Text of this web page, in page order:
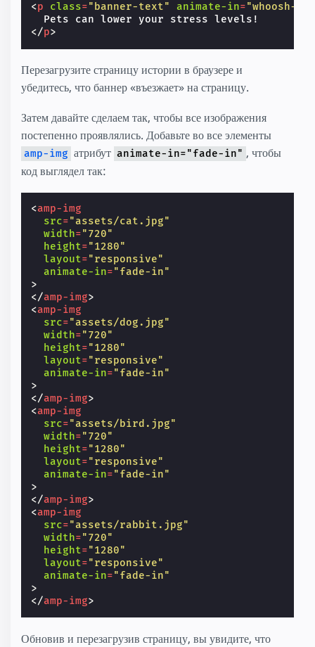
<p class="banner-text" animate-in="whoosh-
</p>
Перезагрузите страницу истории в браузере и
убедитесь, что баннер «въезжает» на страницу.
Затем давайте сделаем так, чтобы все изображения
постепенно проявлялись. Добавьте во все элементы
amp-img атрибут animate-in="fade-in" , чтобы
код выглядел так:
<amp-img
src="assets/cat.jpg"
width="720"
height="1280"
layout="responsive"
animate-in="fade-in"
>
</amp-img>
<amp-img
src="assets/dog.jpg"
width="720"
height="1280"
layout="responsive"
animate-in="fade-in"
>
</amp-img>
<amp-img
src="assets/bird.jpg"
width="720"
height="1280"
layout="responsive"
animate-in="fade-in"
>
</amp-img>
<amp-img
src="assets/rabbit.jpg"
width="720"
height="1280"
layout="responsive"
animate-in="fade-in"
>
</amp-img>
Обновив и перезагрузив страницу, вы увидите, что